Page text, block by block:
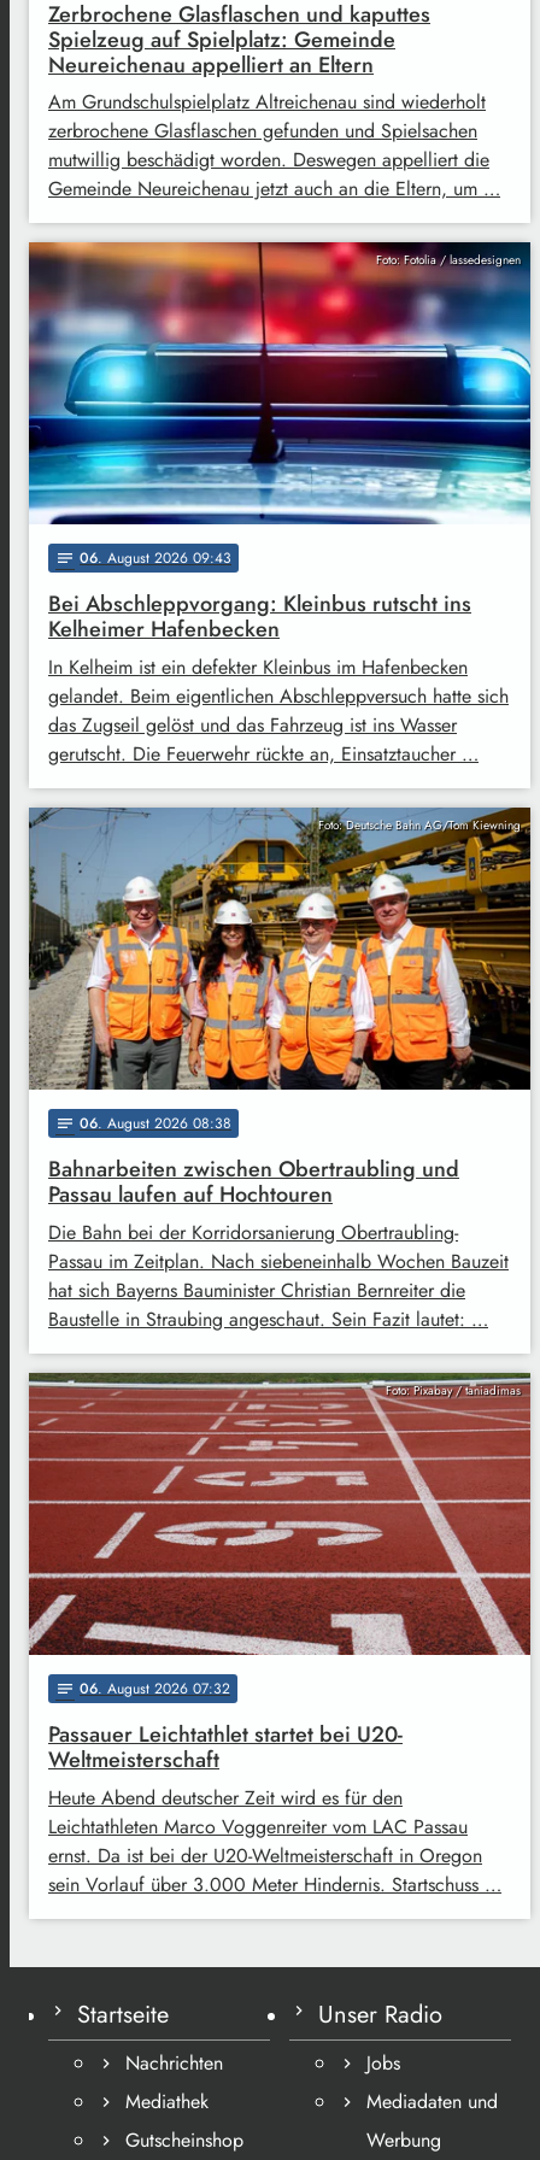
Zerbrochene Glasflaschen und kaputtes
Spielzeug auf Spielplatz: Gemeinde
Neureichenau appelliert an Eltern
Am Grundschulspielplatz Altreichenau sind wiederholt
zerbrochene Glasflaschen gefunden und Spielsachen
mutwillig beschädigt worden. Deswegen appelliert die
Gemeinde Neureichenau jetzt auch an die Eltern, um …
Foto: Fotolia / lassedesignen
notes 06. August 2026 09:43
Bei Abschleppvorgang: Kleinbus rutscht ins
Kelheimer Hafenbecken
In Kelheim ist ein defekter Kleinbus im Hafenbecken
gelandet. Beim eigentlichen Abschleppversuch hatte sich
das Zugseil gelöst und das Fahrzeug ist ins Wasser
gerutscht. Die Feuerwehr rückte an, Einsatztaucher …
Foto: Deutsche Bahn AG/Tom Kiewning
notes 06. August 2026 08:38
Bahnarbeiten zwischen Obertraubling und
Passau laufen auf Hochtouren
Die Bahn bei der Korridorsanierung Obertraubling-
Passau im Zeitplan. Nach siebeneinhalb Wochen Bauzeit
hat sich Bayerns Bauminister Christian Bernreiter die
Baustelle in Straubing angeschaut. Sein Fazit lautet: …
Foto: Pixabay / taniadimas
notes 06. August 2026 07:32
Passauer Leichtathlet startet bei U20-
Weltmeisterschaft
Heute Abend deutscher Zeit wird es für den
Leichtathleten Marco Voggenreiter vom LAC Passau
ernst. Da ist bei der U20-Weltmeisterschaft in Oregon
sein Vorlauf über 3.000 Meter Hindernis. Startschuss …
Startseite
Nachrichten
Mediathek
Gutscheinshop
Unser Radio
Jobs
Mediadaten und
Werbung